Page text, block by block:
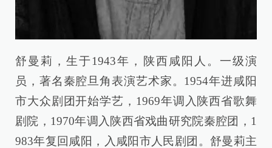
舒曼莉，生于1943年，陕西咸阳人。一级演
员，著名秦腔旦角表演艺术家。1954年进咸阳
市大众剧团开始学艺，1969年调入陕西省歌舞
剧院，1970年调入陕西省戏曲研究院秦腔团，1
983年复回咸阳，入咸阳市人民剧团。舒曼莉主